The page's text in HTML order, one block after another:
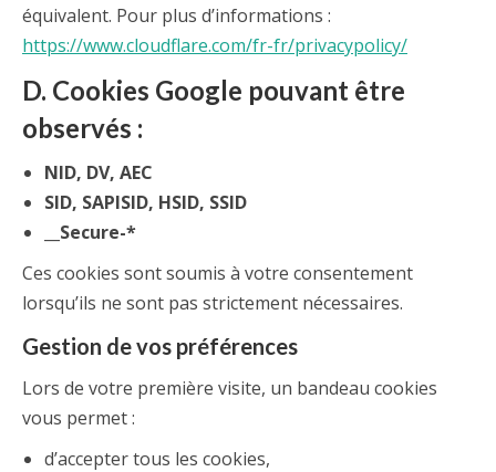
équivalent. Pour plus d’informations :
https://www.cloudflare.com/fr-fr/privacypolicy/
D. Cookies Google pouvant être
observés :
NID, DV, AEC
SID, SAPISID, HSID, SSID
__Secure-*
Ces cookies sont soumis à votre consentement
lorsqu’ils ne sont pas strictement nécessaires.
Gestion de vos préférences
Lors de votre première visite, un bandeau cookies
vous permet :
d’accepter tous les cookies,